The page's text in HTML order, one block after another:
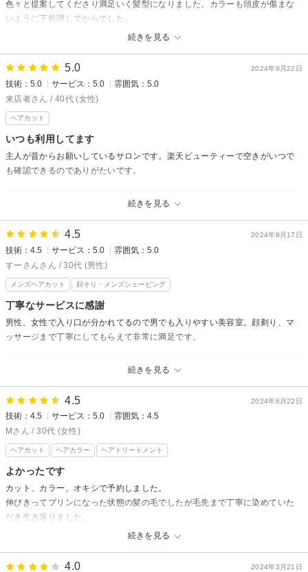
続きを見る
色々と提案してくださり満足いく髪型になりました。カラーも頭皮が傷まな
いように下処理してからでした。
また来たいと思う美容院でした。
アルモニーヘアからの返信
mariaさん口コミありがとうございます。
アルモニーヘアではカラーと長くお付き合いできるように、頭皮や髪にこ
だわりを持って施術させて頂きます。
普段私たちが何気なくやっている施術も一言説明をさせていただく事で喜
んでいただける一つの価値になればと思っています。
髪型も満足して頂けてうれしいです。
スタッフ一同心よりお待ちしております。
2024年9月22日
5.0
技術：5.0 サービス：5.0
雰囲気：5.0
来店者さん / 40代 (女性)
ヘアカット
いつも利用してます
続きを見る
主人が昔からお願いしているサロンです。楽天ビューティーで空きがいつで
も確認できるのでありがたいです。
アルモニーヘアからの返信
いつも旦那さんとは、息子さんの近況報告など楽しくお話させて頂いてお
ります。これからもよろしくお願いします。
予約サイトも便利ですよね！
またのご来店をスタッフ一同心よりお待ちしております。
2024年8月17日
4.5
技術：4.5 サービス：5.0
雰囲気：5.0
すーさんさん / 30代 (男性)
メンズヘアカット 顔そり・メンズシェービング
丁寧なサービスに感謝
続きを見る
男性、女性で入り口が分かれてるので男でも入りやすい美容室。顔剃り、マ
ッサージまで丁寧にしてもらえて非常に満足です。
アルモニーヘアからの返信
今回は、メンズヘアカット / 顔剃り・メンズシェービングでのご来店あり
がとうございました。
たくさんの誉めて頂き嬉しく思います。
アルモニーヘアでは、男性、女性で入り口が分かれてるので安心して施術
をさせて頂けるのが売りの一つです。
本当に喜んでもらえてよたったです。
またのご来店をスタッフ一同心よりお待ちしております。
2024年6月22日
4.5
技術：4.5 サービス：5.0
雰囲気：4.5
Mさん / 30代 (女性)
ヘアカット ヘアカラー ヘアトリートメント
よかったです
続きを見る
カット、カラー、オキシで予約しました。
伸びきってプリンになった状態の髪の毛でしたが毛先まで丁寧に染めていた
だき生き返りました。
レイヤーを入れてもらい、軽くなり満足です。
アルモニーヘアからの返信
2024年3月21日
4.0